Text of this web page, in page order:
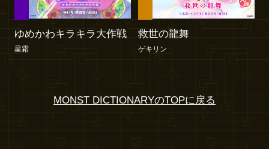
ゆめかわキラキラ大作戦
星霜
救世の龍舞
ゲキリン
MONST DICTIONARYのTOPに戻る